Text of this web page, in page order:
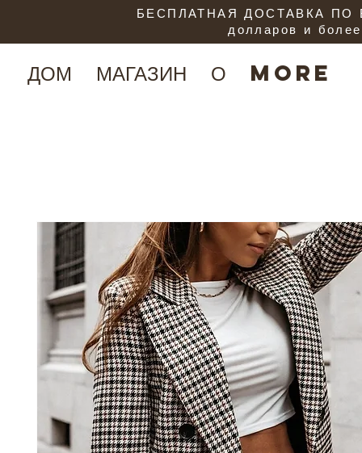
ДОМ МАГАЗИН О More
БЕСПЛАТНАЯ ДОСТАВКА ПО
долларов и